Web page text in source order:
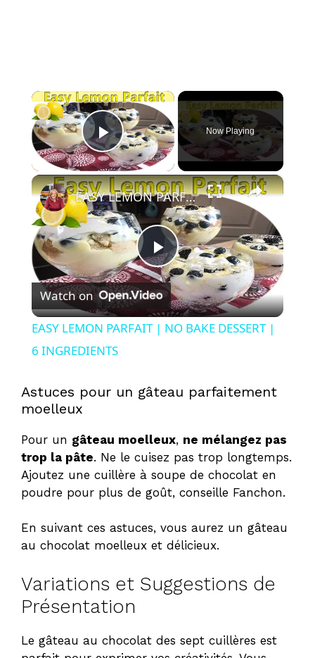
×
Play Video
Now Playing
×
P
l
y
V
i
d
EASY LEMON PARFAIT | NO BAKE DESSERT | 6 INGREDIENTS
Watch on
EASY LEMON PARFAIT | NO BAKE DESSERT |
6 INGREDIENTS
Astuces pour un gâteau parfaitement
moelleux
Pour un gâteau moelleux, ne mélangez pas
trop la pâte. Ne le cuisez pas trop longtemps.
Ajoutez une cuillère à soupe de chocolat en
poudre pour plus de goût, conseille Fanchon.
En suivant ces astuces, vous aurez un gâteau
au chocolat moelleux et délicieux.
Variations et Suggestions de
Présentation
Le gâteau au chocolat des sept cuillères est